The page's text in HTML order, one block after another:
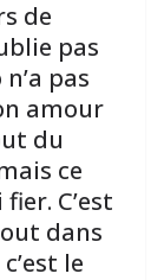
de
pas
pas
amour
du
ce
C’est
dans
le